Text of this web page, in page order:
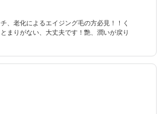
、老化によるエイジング毛の方必見！！く
まりがない、大丈夫です！艶、潤いが戻り